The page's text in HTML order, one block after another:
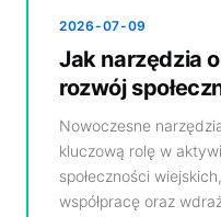
2026-07-09
Jak narzędzia
rozwój
Nowoczesne
kluczową rolę w
społeczności
współpracę oraz